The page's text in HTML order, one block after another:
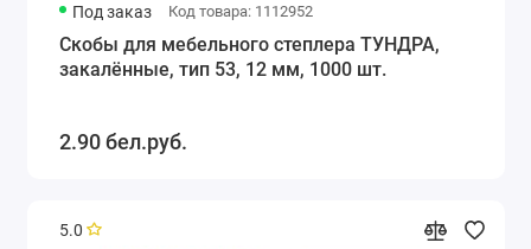
Под заказ Код товара: 1112952
Скобы для мебельного степлера ТУНДРА,
закалённые, тип 53, 12 мм, 1000 шт.
2.90 бел.руб.
5.0